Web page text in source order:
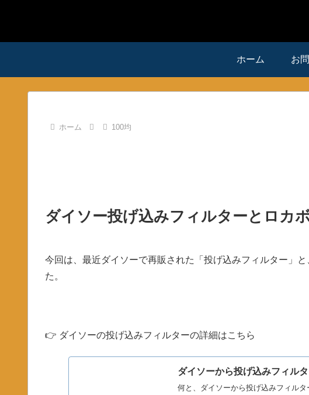
ホーム お
ホーム 100均
ダイソー投げ込みフィルターとロカ
今回は、最近ダイソーで再販された「投げ込みフィルター」
た。
👉 ダイソーの投げ込みフィルターの詳細はこちら
ダイソーから投げ込みフィル
何と、ダイソーから投げ込みフィル